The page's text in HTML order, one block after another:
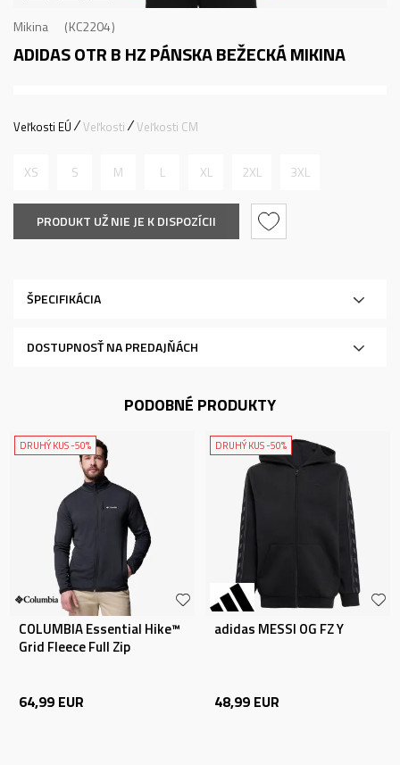
Mikina KC2204
ADIDAS OTR B HZPÁNSKA BEŽECKÁ MIKINA
Veľkosti EÚ Veľkosti Veľkosti CM
XS S M L XL 2XL 3XL
PRODUKT UŽ NIE JE K DISPOZÍCII
ŠPECIFIKÁCIA
DOSTUPNOSŤ NA PREDAJŇÁCH
PODOBNÉ PRODUKTY
DRUHÝ KUS -50%
COLUMBIA Essential Hike™
Grid Fleece Full Zip
64,99 EUR
DRUHÝ KUS -50%
adidas MESSI OG FZ Y
48,99 EUR